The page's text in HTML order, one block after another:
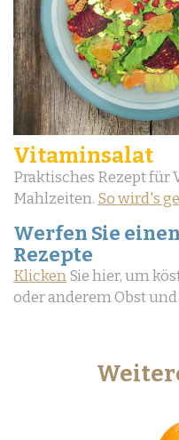
Vitaminsalat
Praktisches Rezept
Mahlzeiten. So wird's
Werfen Sie
Rezepte
KlickenSie hier, um
oder anderem Obst